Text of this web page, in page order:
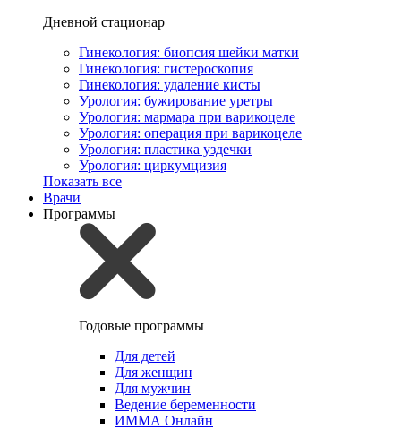
Дневной стационар
Гинекология: биопсия шейки матки
Гинекология: гистероскопия
Гинекология: удаление кисты
Урология: бужирование уретры
Урология: мармара при варикоцеле
Урология: операция при варикоцеле
Урология: пластика уздечки
Урология: циркумцизия
Показать все
Врачи
Программы
Годовые программы
Для детей
Для женщин
Для мужчин
Ведение беременности
ИММА Онлайн